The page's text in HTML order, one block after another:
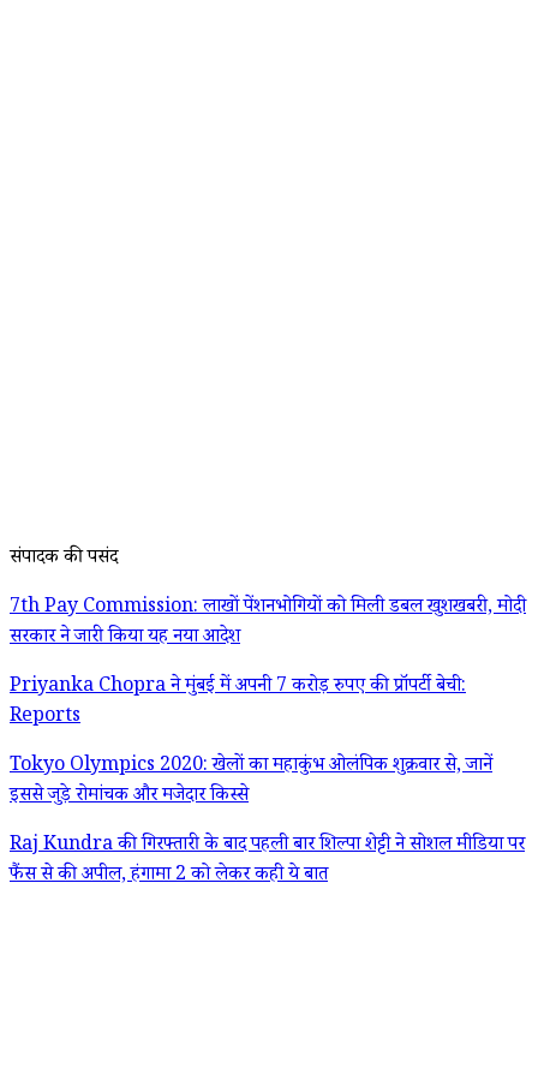
संपादक की पसंद
7th Pay Commission: लाखों पेंशनभोगियों को मिली डबल खुशखबरी, मोदी
सरकार ने जारी किया यह नया आदेश
Priyanka Chopra ने मुंबई में अपनी 7 करोड़ रुपए की प्रॉपर्टी बेची:
Reports
Tokyo Olympics 2020: खेलों का महाकुंभ ओलंपिक शुक्रवार से, जानें
इससे जुड़े रोमांचक और मजेदार किस्से
Raj Kundra की गिरफ्तारी के बाद पहली बार शिल्पा शेट्टी ने सोशल मीडिया पर
फैंस से की अपील, हंगामा 2 को लेकर कही ये बात